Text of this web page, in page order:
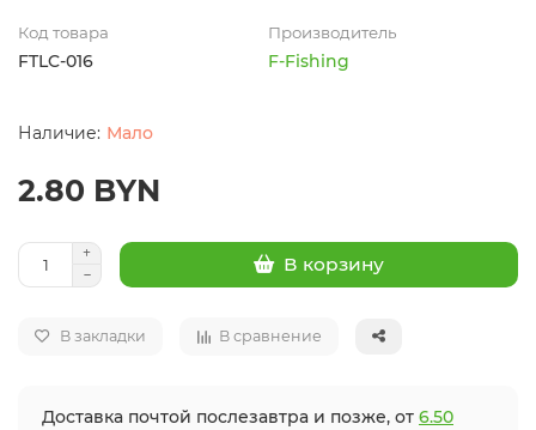
Код товара
FTLC-016
Производитель
F-Fishing
Мало
2.80 BYN
В корзину
В закладки В сравнение
Доставка почтой послезавтра и позже, от 6.50